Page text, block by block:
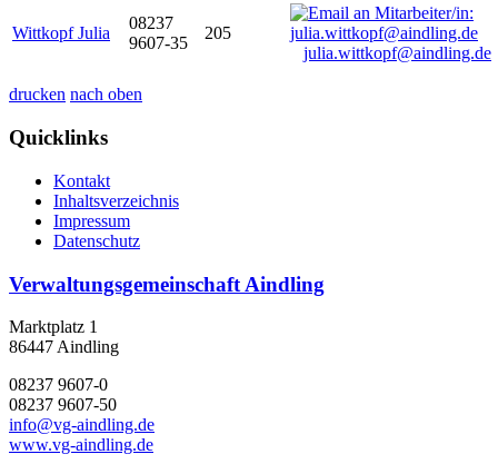
Wittkopf Julia
08237
9607-35
205
julia.wittkopf@aindling.de
drucken nach oben
Quicklinks
Kontakt
Inhaltsverzeichnis
Impressum
Datenschutz
Verwaltungsgemeinschaft Aindling
Marktplatz 1
86447 Aindling
08237 9607-0
08237 9607-50
info@vg-aindling.de
www.vg-aindling.de